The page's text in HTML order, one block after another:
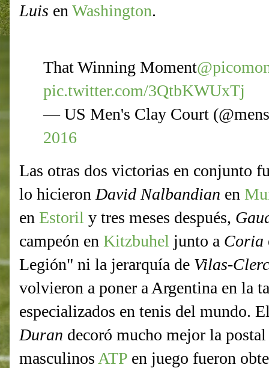
Luis en Washington.
That Winning Moment
pic.twitter.com/3QtbKWUxTj
— US Men's Clay Court
2016
Las otras dos victorias en conjunto
lo hicieron David Nalbandian en
en Estoril y tres meses después,
campeón en Kitzbuhel junto a Coria
Legión" ni la jerarquía de Vilas-Clerc
volvieron a poner a Argentina en la
especializados en tenis del mundo.
Duran decoró mucho mejor la
masculinos ATP en juego fueron